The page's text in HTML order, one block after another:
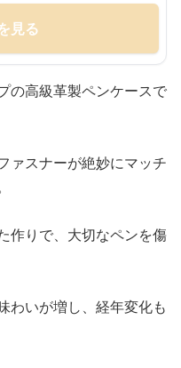
見る
の高級革製ペンケースで
ァスナーが絶妙にマッチ
作りで、大切なペンを傷
わいが増し、経年変化も